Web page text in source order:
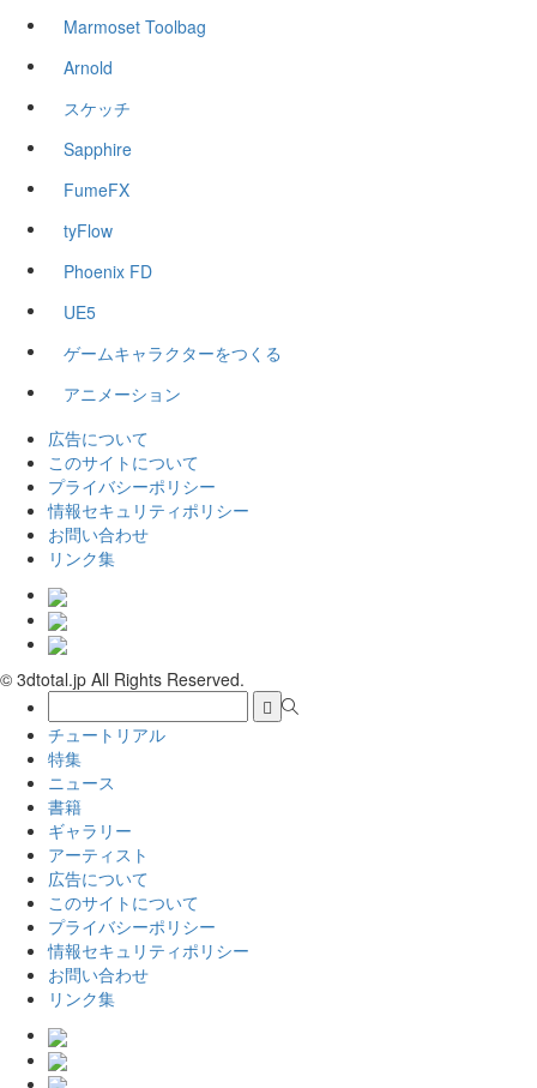
Marmoset Toolbag
Arnold
スケッチ
Sapphire
FumeFX
tyFlow
Phoenix FD
UE5
ゲームキャラクターをつくる
アニメーション
広告について
このサイトについて
プライバシーポリシー
情報セキュリティポリシー
お問い合わせ
リンク集
© 3dtotal.jp All Rights Reserved.
チュートリアル
特集
ニュース
書籍
ギャラリー
アーティスト
広告について
このサイトについて
プライバシーポリシー
情報セキュリティポリシー
お問い合わせ
リンク集